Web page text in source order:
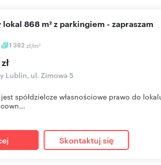
1 382zł/m2
lokal 868 m² z parkingiem - zapraszam
Lublin, ul. Zimowa 5
spółdzielcze własnościowe prawo do
Skontaktuj się